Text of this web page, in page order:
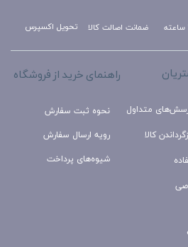
تحویل اکسپرس ضمانت اصالت کالا
راهنمای خرید از فروشگاه
نحوه ثبت سفارش
رویه ارسال سفارش
شیوه‌های پرداخت
متداول
کالا